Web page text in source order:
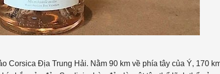
Corsica Địa Trung Hải. Nằm 90 km về phía tây của Ý, 170